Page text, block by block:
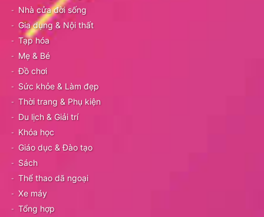
Nhà cửa đời sống
Gia dụng & Nội thất
Tạp hóa
Mẹ & Bé
Đồ chơi
Sức khỏe & Làm đẹp
Thời trang & Phụ kiện
Du lịch & Giải trí
Khóa học
Giáo dục & Đào tạo
Sách
Thể thao dã ngoại
Xe máy
Tổng hợp